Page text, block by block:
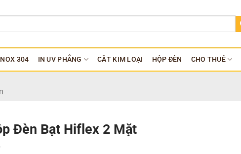
304 IN UV PHẲNG CẮT KIM LOẠI HỘP ĐÈN CHO THUÊ
Đèn Bạt Hiflex 2 Mặt